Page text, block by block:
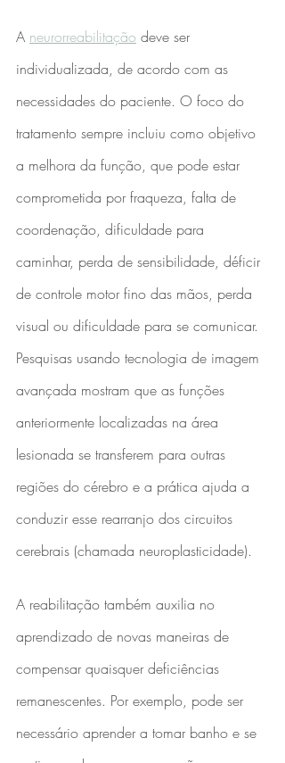
A neurorreabilitação deve ser
individualizada, de acordo com as
necessidades do paciente. O foco do
tratamento sempre incluiu como objetivo
a melhora da função, que pode estar
comprometida por fraqueza, falta de
coordenação, dificuldade para
caminhar, perda de sensibilidade, déficir
de controle motor fino das mãos, perda
visual ou dificuldade para se comunicar.
Pesquisas usando tecnologia de imagem
avançada mostram que as funções
anteriormente localizadas na área
lesionada se transferem para outras
regiões do cérebro e a prática ajuda a
conduzir esse rearranjo dos circuitos
cerebrais (chamada neuroplasticidade).
A reabilitação também auxilia no
aprendizado de novas maneiras de
compensar quaisquer deficiências
remanescentes. Por exemplo, pode ser
necessário aprender a tomar banho e se